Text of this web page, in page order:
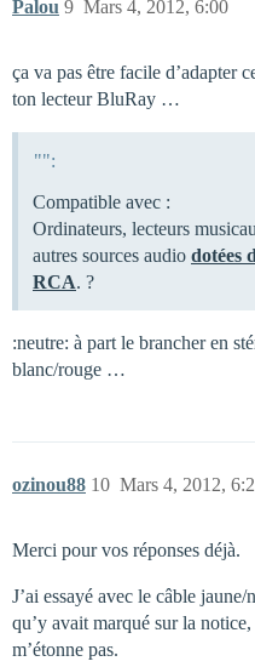
Palou Mars 4, 2012, 6:00
9
ça va pas être facile d’adapter
ton lecteur BluRay …
"":
Compatible avec :
Ordinateurs, lecteurs
autres sources audio dotées
RCA. ?
:neutre: à part le brancher en
blanc/rouge …
ozinou88 Mars 4, 2012,
10
Merci pour vos réponses déjà.
J’ai essayé avec le câble
qu’y avait marqué sur la
m’étonne pas.